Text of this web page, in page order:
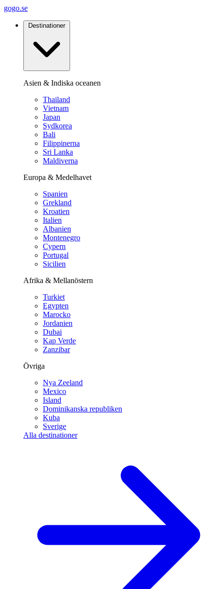
gogo.se
Destinationer
Asien & Indiska oceanen
Thailand
Vietnam
Japan
Sydkorea
Bali
Filippinerna
Sri Lanka
Maldiverna
Europa & Medelhavet
Spanien
Grekland
Kroatien
Italien
Albanien
Montenegro
Cypern
Portugal
Sicilien
Afrika & Mellanöstern
Turkiet
Egypten
Marocko
Jordanien
Dubai
Kap Verde
Zanzibar
Övriga
Nya Zeeland
Mexico
Island
Dominikanska republiken
Kuba
Sverige
Alla destinationer